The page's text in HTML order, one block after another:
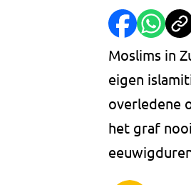
Moslims in
eigen
overledene
het graf